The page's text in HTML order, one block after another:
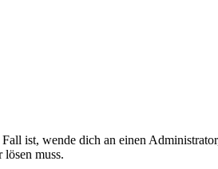
ist, wende dich an einen
muss.